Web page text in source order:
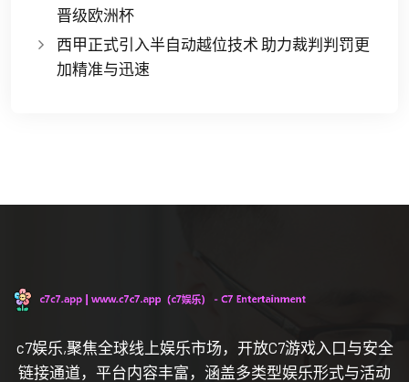
晋级欧洲杯
西甲正式引入半自动越位技术 助力裁判判罚更
加精准与迅速
c7娱乐,聚焦全球线上娱乐市场，开放C7游戏入口与安全
链接通道，平台内容丰富，涵盖多类型娱乐形式与活动